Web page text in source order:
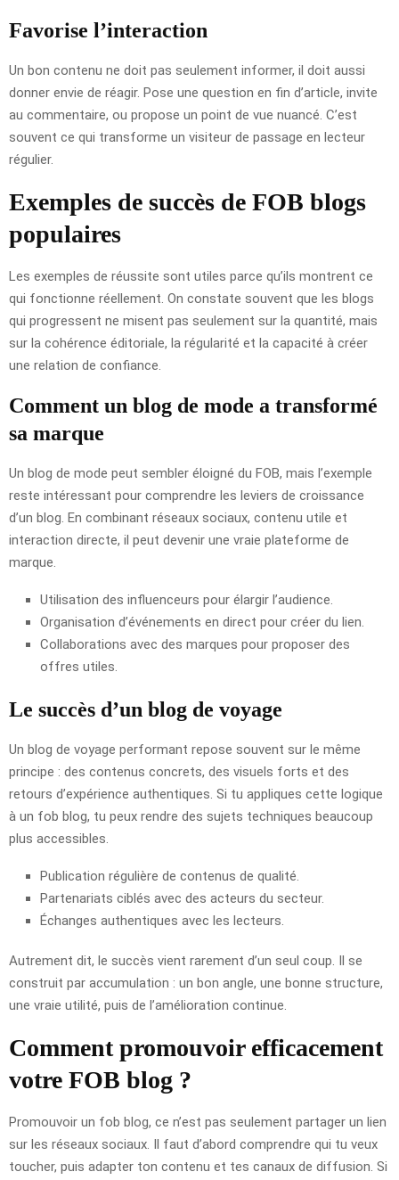
Favorise l’interaction
Un bon contenu ne doit pas seulement informer, il doit aussi
donner envie de réagir. Pose une question en fin d’article, invite
au commentaire, ou propose un point de vue nuancé. C’est
souvent ce qui transforme un visiteur de passage en lecteur
régulier.
Exemples de succès de FOB blogs
populaires
Les exemples de réussite sont utiles parce qu’ils montrent ce
qui fonctionne réellement. On constate souvent que les blogs
qui progressent ne misent pas seulement sur la quantité, mais
sur la cohérence éditoriale, la régularité et la capacité à créer
une relation de confiance.
Comment un blog de mode a transformé
sa marque
Un blog de mode peut sembler éloigné du FOB, mais l’exemple
reste intéressant pour comprendre les leviers de croissance
d’un blog. En combinant réseaux sociaux, contenu utile et
interaction directe, il peut devenir une vraie plateforme de
marque.
Utilisation des influenceurs pour élargir l’audience.
Organisation d’événements en direct pour créer du lien.
Collaborations avec des marques pour proposer des
offres utiles.
Le succès d’un blog de voyage
Un blog de voyage performant repose souvent sur le même
principe : des contenus concrets, des visuels forts et des
retours d’expérience authentiques. Si tu appliques cette logique
à un fob blog, tu peux rendre des sujets techniques beaucoup
plus accessibles.
Publication régulière de contenus de qualité.
Partenariats ciblés avec des acteurs du secteur.
Échanges authentiques avec les lecteurs.
Autrement dit, le succès vient rarement d’un seul coup. Il se
construit par accumulation : un bon angle, une bonne structure,
une vraie utilité, puis de l’amélioration continue.
Comment promouvoir efficacement
votre FOB blog ?
Promouvoir un fob blog, ce n’est pas seulement partager un lien
sur les réseaux sociaux. Il faut d’abord comprendre qui tu veux
toucher, puis adapter ton contenu et tes canaux de diffusion. Si